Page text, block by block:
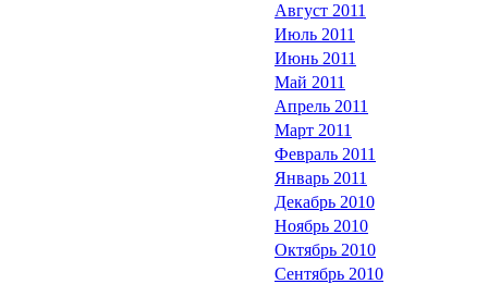
Август 2011
Июль 2011
Июнь 2011
Май 2011
Апрель 2011
Март 2011
Февраль 2011
Январь 2011
Декабрь 2010
Ноябрь 2010
Октябрь 2010
Сентябрь 2010